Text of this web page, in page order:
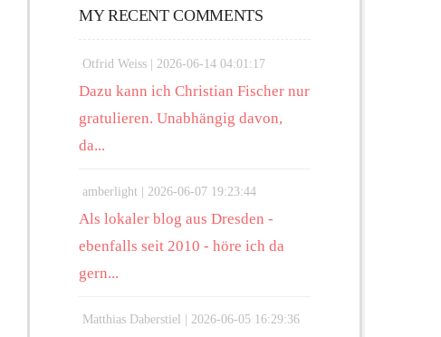
MY RECENT COMMENTS
Otfrid Weiss | 2026-06-14 04:01:17
Dazu kann ich Christian Fischer nur
gratulieren. Unabhängig davon,
da...
amberlight | 2026-06-07 19:23:44
Als lokaler blog aus Dresden -
ebenfalls seit 2010 - höre ich da
gern...
Matthias Daberstiel | 2026-06-05 16:29:36